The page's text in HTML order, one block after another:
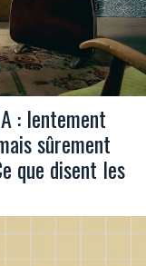
: lentement
sûrement
que disent les